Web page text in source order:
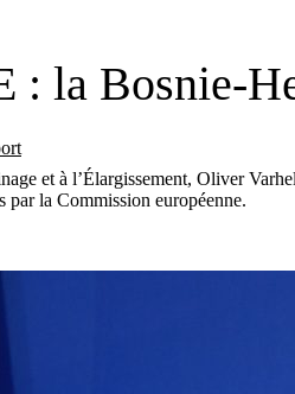
: la Bosnie-
et à l’Élargissement, Oliver
la Commission européenne.